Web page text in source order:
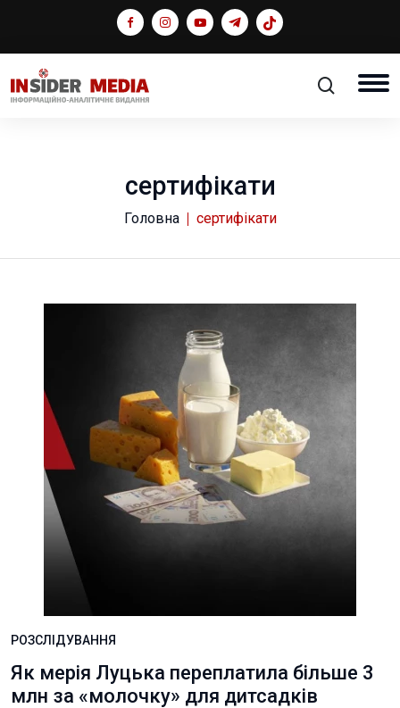
сертифікати
Головна сертифікати
РОЗСЛІДУВАННЯ
Як мерія Луцька переплатила більше 3
млн за «молочку» для дитсадків